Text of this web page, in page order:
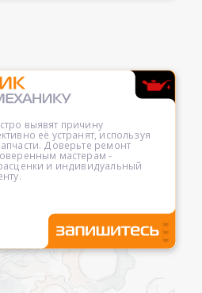
выявят причину
её устранят, используя
Доверьте ремонт
мастерам -
и индивидуальный